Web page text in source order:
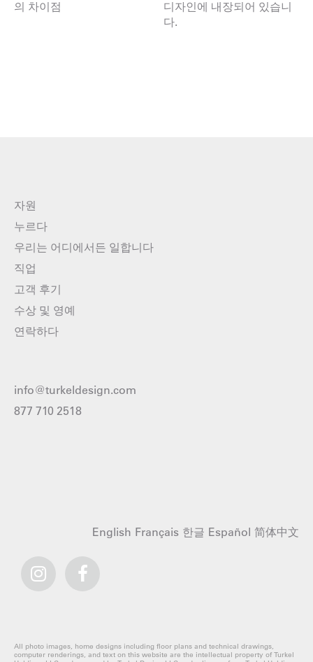
의 차이점
디자인에 내장되어 있습니
다.
자원
누르다
우리는 어디에서든 일합니다
직업
고객 후기
수상 및 영예
연락하다
info@turkeldesign.com
877 710 2518
English Français 한글 Español 简体中文
All photo images, home designs including floor plans and technical drawings,
computer renderings, and text on this website are the intellectual property of Turkel